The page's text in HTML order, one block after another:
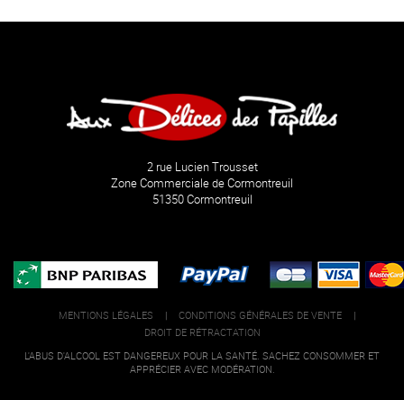
2 rue Lucien Trousset
Zone Commerciale de Cormontreuil
51350 Cormontreuil
MENTIONS LÉGALES | CONDITIONS GÉNÉRALES DE VENTE
|
DROIT DE RÉTRACTATION
L'ABUS D'ALCOOL EST DANGEREUX POUR LA SANTÉ. SACHEZ CONSOMMER ET
APPRÉCIER AVEC MODÉRATION.